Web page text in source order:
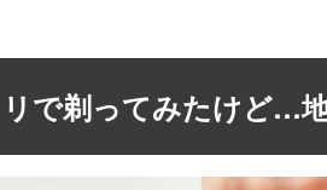
で剃ってみたけど…